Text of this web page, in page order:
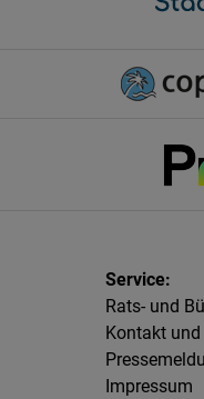
Rats- und
Kontakt
Impressum